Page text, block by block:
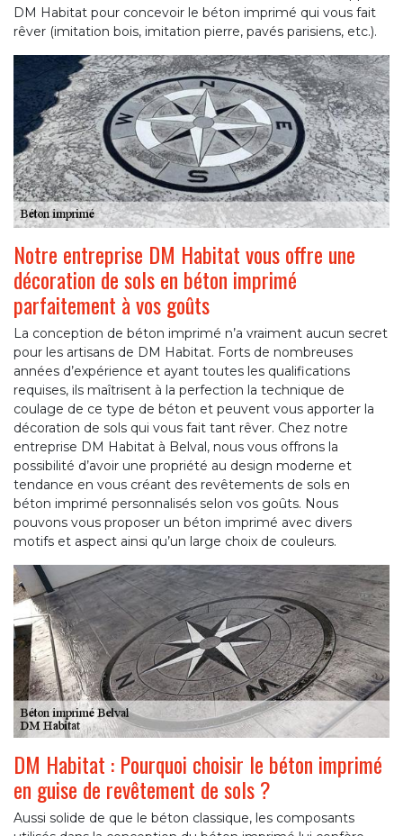
DM Habitat pour concevoir le béton imprimé qui vous fait
rêver (imitation bois, imitation pierre, pavés parisiens, etc.).
Notre entreprise DM Habitat vous offre une
décoration de sols en béton imprimé
parfaitement à vos goûts
La conception de béton imprimé n’a vraiment aucun secret
pour les artisans de DM Habitat. Forts de nombreuses
années d’expérience et ayant toutes les qualifications
requises, ils maîtrisent à la perfection la technique de
coulage de ce type de béton et peuvent vous apporter la
décoration de sols qui vous fait tant rêver. Chez notre
entreprise DM Habitat à Belval, nous vous offrons la
possibilité d’avoir une propriété au design moderne et
tendance en vous créant des revêtements de sols en
béton imprimé personnalisés selon vos goûts. Nous
pouvons vous proposer un béton imprimé avec divers
motifs et aspect ainsi qu’un large choix de couleurs.
DM Habitat : Pourquoi choisir le béton imprimé
en guise de revêtement de sols ?
Aussi solide de que le béton classique, les composants